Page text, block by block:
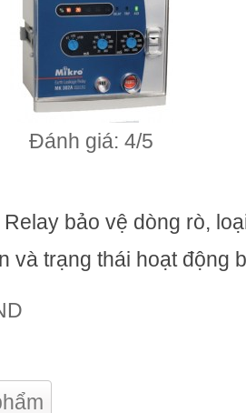
Đánh giá: 4/5
bảo vệ dòng rò,
và trạng thái hoạt động